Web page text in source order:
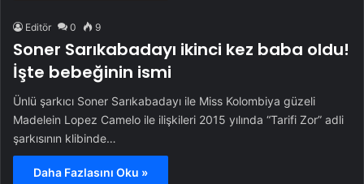
Editör 0 9
Soner Sarıkabadayı ikinci kez baba oldu!
İşte bebeğinin ismi
Ünlü şarkıcı Soner Sarıkabadayı ile Miss Kolombiya güzeli
Madelein Lopez Camelo ile ilişkileri 2015 yılında “Tarifi Zor” adli
şarkısının klibinde…
Daha Fazlasını Oku »